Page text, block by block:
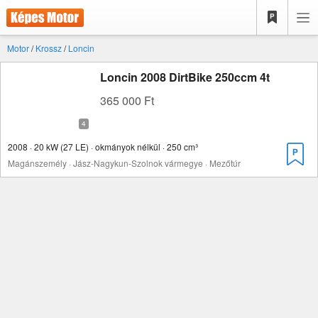
Motor/Krossz/Loncin
Loncin 2008 DirtBike 250ccm 4t
365 000 Ft
2008 · 20 kW (27 LE) · okmányok nélkül · 250 cm³
Magánszemély · Jász-Nagykun-Szolnok vármegye · Mezőtúr